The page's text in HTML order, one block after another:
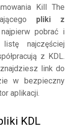
Kill The
pliki z
pobrać i
najczęściej
z KDL.
link do
w bezpieczny
aplikacji.
KDL